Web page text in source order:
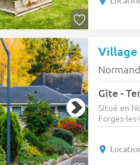
Village
Gîte -
Situé en
Forges-les-